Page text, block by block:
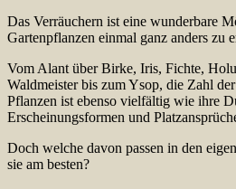
Das Verräuchern ist eine wunderbare
Gartenpflanzen einmal ganz anders zu
Vom Alant über Birke, Iris, Fichte,
Waldmeister bis zum Ysop, die Zahl
Pflanzen ist ebenso vielfältig wie ihre
Erscheinungsformen und
Doch welche davon passen in den
sie am besten?